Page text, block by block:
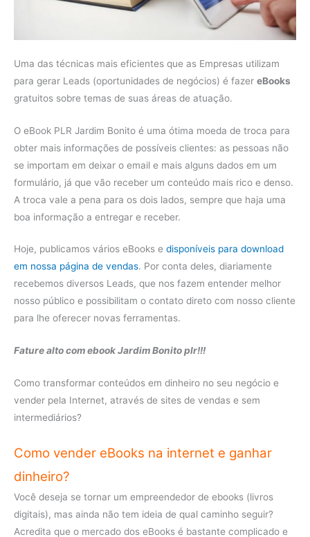
Uma das técnicas mais eficientes que as Empresas utilizam
para gerar Leads (oportunidades de negócios) é fazer eBooks
gratuitos sobre temas de suas áreas de atuação.
O eBook PLR Jardim Bonito é uma ótima moeda de troca para
obter mais informações de possíveis clientes: as pessoas não
se importam em deixar o email e mais alguns dados em um
formulário, já que vão receber um conteúdo mais rico e denso.
A troca vale a pena para os dois lados, sempre que haja uma
boa informação a entregar e receber.
Hoje, publicamos vários eBooks e disponíveis para download
em nossa página de vendas. Por conta deles, diariamente
recebemos diversos Leads, que nos fazem entender melhor
nosso público e possibilitam o contato direto com nosso cliente
para lhe oferecer novas ferramentas.
Fature alto com ebook Jardim Bonito plr!!!
Como transformar conteúdos em dinheiro no seu negócio e
vender pela Internet, através de sites de vendas e sem
intermediários?
Como vender eBooks na internet e ganhar
dinheiro?
Você deseja se tornar um empreendedor de ebooks (livros
digitais), mas ainda não tem ideia de qual caminho seguir?
Acredita que o mercado dos eBooks é bastante complicado e